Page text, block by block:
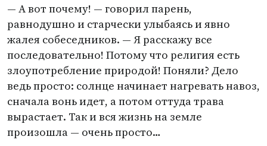
— А вот почему! — говорил парень,
равнодушно и старчески улыбаясь и явно
жалея собеседников. — Я расскажу все
последовательно! Потому что религия есть
злоупотребление природой! Поняли? Дело
ведь просто: солнце начинает нагревать навоз,
сначала вонь идет, а потом оттуда трава
вырастает. Так и вся жизнь на земле
произошла — очень просто…